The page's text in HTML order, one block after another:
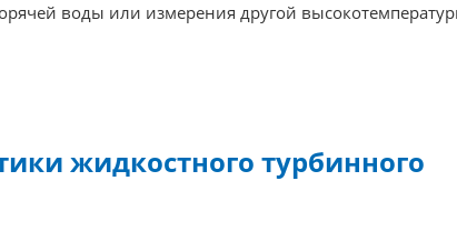
воды или измерения другой
жидкостного турбинного